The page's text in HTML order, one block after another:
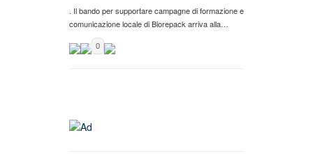
. Il bando per supportare campagne di formazione e
comunicazione locale di Biorepack arriva alla…
0